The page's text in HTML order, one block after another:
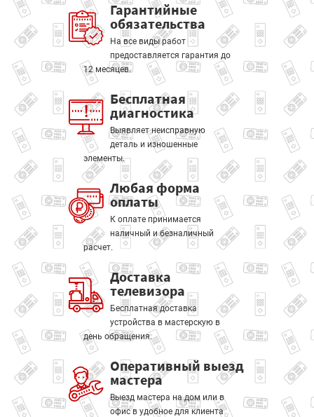
Гарантийные
обязательства
На все виды работ
предоставляется гарантия до
12 месяцев.
Бесплатная
диагностика
Выявляет неисправную
деталь и изношенные
элементы.
Любая форма
оплаты
К оплате принимается
наличный и безналичный
расчет.
Доставка
телевизора
Бесплатная доставка
устройства в мастерскую в
день обращения.
Оперативный выезд
мастера
Выезд мастера на дом или в
офис в удобное для клиента